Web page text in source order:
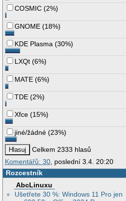
COSMIC (2%)
GNOME (18%)
KDE Plasma (30%)
LXQt (6%)
MATE (6%)
TDE (2%)
Xfce (15%)
jiné/žádné (23%)
Celkem 2333 hlasů
Komentářů: 30, poslední 3.4. 20:20
Rozcestník
AbcLinuxu
Ušetřete 30 %: Windows 11 Pro jen